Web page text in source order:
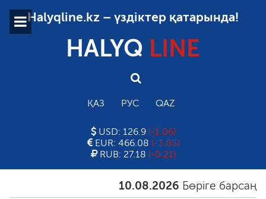
Halyqline.kz – үздіктер қатарында!
HALYQ LINE
ҚАЗ РУС QAZ
USD: 126.9 (-1.06)
EUR: 466.08 (-3.85)
RUB: 27.18 (-0.21)
10.08.2026 Бөріге барсаң,